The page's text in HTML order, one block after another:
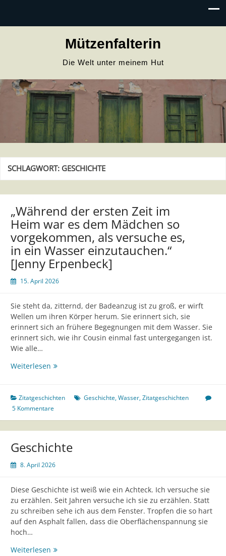
Mützenfalterin
Die Welt unter meinem Hut
SCHLAGWORT: GESCHICHTE
„Während der ersten Zeit im
Heim war es dem Mädchen so
vorgekommen, als versuche es,
in ein Wasser einzutauchen.“
[Jenny Erpenbeck]
15. April 2026
Sie steht da, zitternd, der Badeanzug ist zu groß, er wirft
Wellen um ihren Körper herum. Sie erinnert sich, sie
erinnert sich an frühere Begegnungen mit dem Wasser. Sie
erinnert sich, wie ihr Cousin einmal fast untergegangen ist.
Wie alle…
Weiterlesen „Während
Zeit
im
Heim
war
dem
Mädchen
als
versuche
es,
in
Wasser
Zitatgeschichten Geschichte,Wasser,Zitatgeschichten
5 Kommentare
Geschichte
8. April 2026
Diese Geschichte ist weiß wie ein Achteck. Ich versuche sie
zu erzählen. Seit Jahren versuche ich sie zu erzählen. Statt
zu schreiben sehe ich aus dem Fenster. Tropfen die so hart
auf den Asphalt fallen, dass die Oberflächenspannung sie
hoch…
Weiterlesen Geschichte